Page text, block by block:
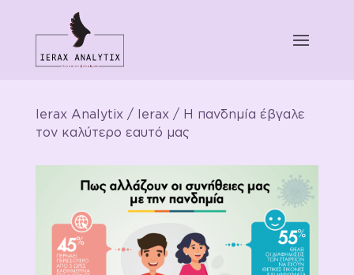
Ierax Analytix / Ierax / Η πανδημία έβγαλε
τον καλύτερο εαυτό μας